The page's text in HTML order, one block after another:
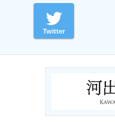
Twitter